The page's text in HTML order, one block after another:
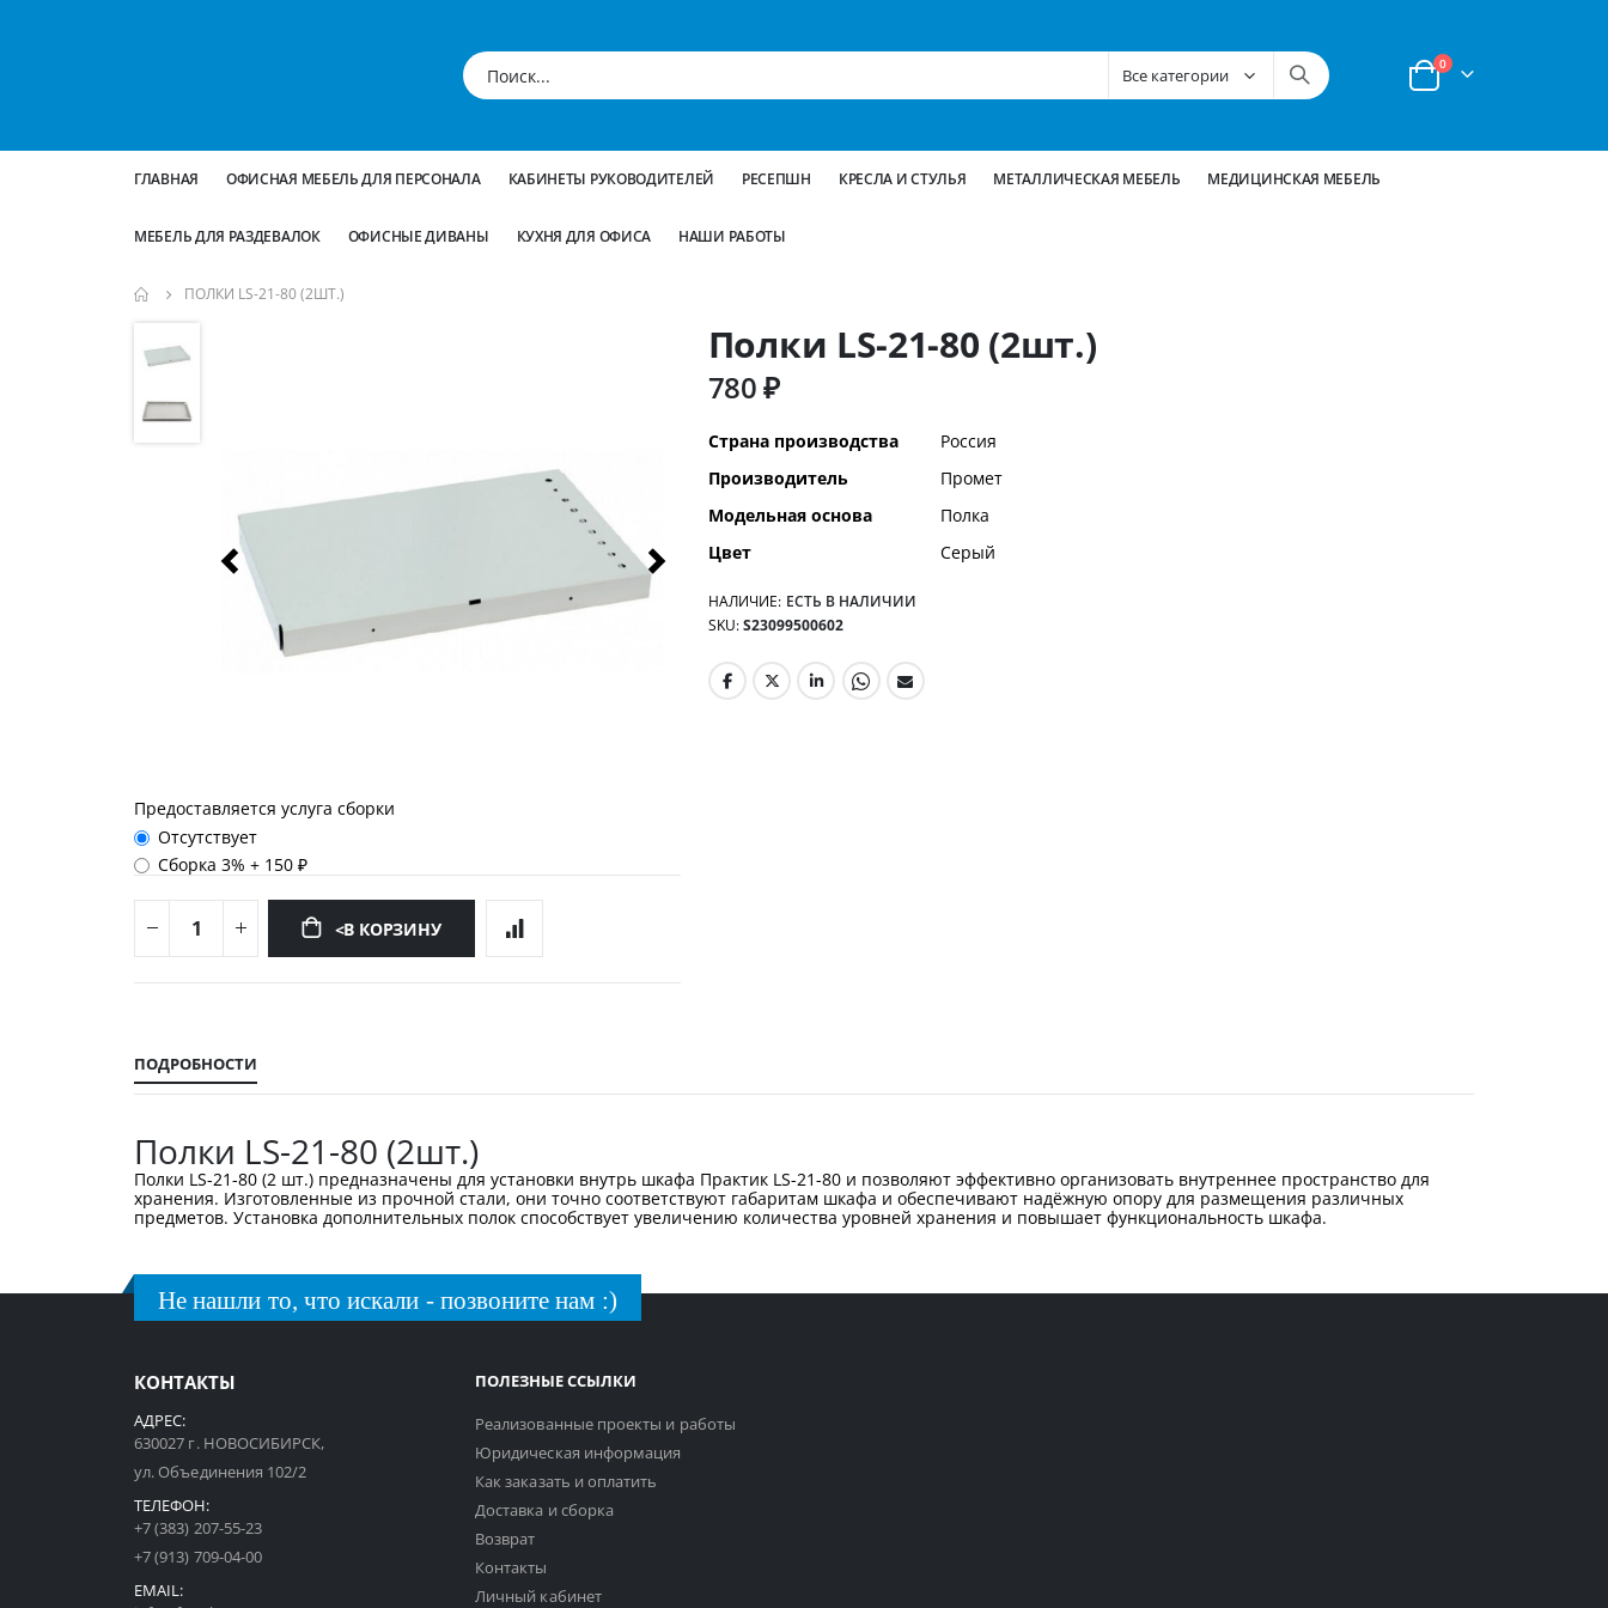
Корзина
0позиции
ГЛАВНАЯ ОФИСНАЯ МЕБЕЛЬ ДЛЯ ПЕРСОНАЛА КАБИНЕТЫ РУКОВОДИТЕЛЕЙ РЕСЕПШН КРЕСЛА И СТУЛЬЯ МЕТАЛЛИЧЕСКАЯ МЕБЕЛЬ МЕДИЦИНСКАЯ МЕБЕЛЬ
МЕБЕЛЬ ДЛЯ РАЗДЕВАЛОК ОФИСНЫЕ ДИВАНЫ КУХНЯ ДЛЯ ОФИСА НАШИ РАБОТЫ
ПОЛКИ LS-21-80 (2ШТ.)
перейти
галереям
изображений
Предоставляется услуга сборки
Отсутствует
Сборка 3%+ 150 ₽
<В КОРЗИНУ
началу
галереи
изображений
Полки LS-21-80 (2шт.)
780 ₽
Дополнительная
информация
Страна производства
Россия
Производитель
Промет
Модельная основа
Полка
Цвет
Серый
НАЛИЧИЕ: ЕСТЬ В НАЛИЧИИ
SKU S23099500602
ПОДРОБНОСТИ
Полки LS-21-80 (2шт.)
Полки LS-21-80 (2 шт.) предназначены для установки внутрь шкафа Практик LS-21-80 и позволяют эффективно организовать внутреннее пространство для
хранения. Изготовленные из прочной стали, они точно соответствуют габаритам шкафа и обеспечивают надёжную опору для размещения различных
предметов. Установка дополнительных полок способствует увеличению количества уровней хранения и повышает функциональность шкафа.
Не нашли то, что искали - позвоните нам :)
КОНТАКТЫ
АДРЕС:
630027 г. НОВОСИБИРСК,
ул. Объединения 102/2
ТЕЛЕФОН:
+7 (383) 207-55-23
+7 (913) 709-04-00
EMAIL:
ПОЛЕЗНЫЕ ССЫЛКИ
Реализованные проекты и работы
Юридическая информация
Как заказать и оплатить
Доставка и сборка
Возврат
Контакты
Личный кабинет